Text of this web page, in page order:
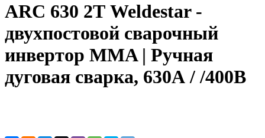
ARC 630 2Т Weldestar -
двухпостовой сварочный
инвертор MMA | Ручная
дуговая сварка, 630А / /400В